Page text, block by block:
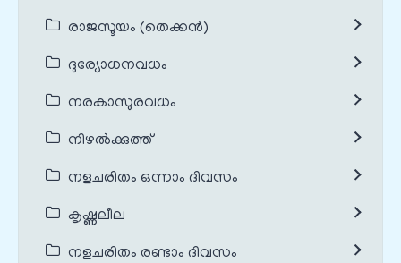
രാജസൂയം (തെക്കൻ)
ദുര്യോധനവധം
നരകാസുരവധം
നിഴൽക്കുത്ത്
നളചരിതം ഒന്നാം ദിവസം
കൃഷ്ണലീല
നളചരിതം രണ്ടാം ദിവസം